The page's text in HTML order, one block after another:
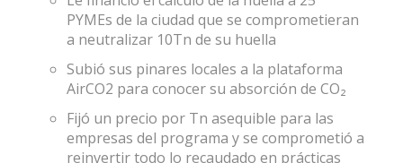
PYMEs de la ciudad que se comprometieran
a neutralizar 10Tn de su huella
Subió sus pinares locales a la plataforma
AirCO2 para conocer su absorción de CO₂
Fijó un precio por Tn asequible para las
empresas del programa y se comprometió a
reinvertir todo lo recaudado en prácticas